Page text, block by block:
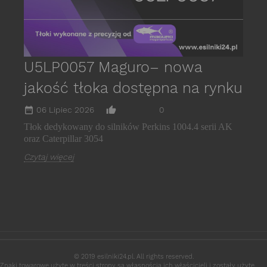
U5LP0057 Maguro– nowa
jakość tłoka dostępna na rynku
date_range 06 Lipiec 2026 thumb_up_alt 0
Tłok dedykowany do silników Perkins 1004.4 serii AK
oraz Caterpillar 3054
Czytaj więcej
© 2019 esilniki24.pl. All rights reserved.